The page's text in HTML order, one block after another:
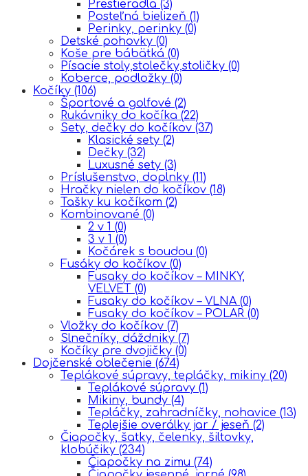
Prestieradla (3)
Posteľná bielizeň (1)
Perinky, perinky (0)
Detské pohovky (0)
Koše pre bábätká (0)
Písacie stoly,stolečky,stoličky (0)
Koberce, podložky (0)
Kočíky (106)
Športové a golfové (2)
Rukávniky do kočíka (22)
Sety, dečky do kočíkov (37)
Klasické sety (2)
Dečky (32)
Luxusné sety (3)
Príslušenstvo, doplnky (11)
Hračky nielen do kočíkov (18)
Tašky ku kočíkom (2)
Kombinované (0)
2 v 1 (0)
3 v 1 (0)
Kočárek s boudou (0)
Fusáky do kočíkov (0)
Fusaky do kočíkov – MINKY,
VELVET (0)
Fusaky do kočíkov – VLNA (0)
Fusaky do kočíkov – POLAR (0)
Vložky do kočíkov (7)
Slnečníky, dáždniky (7)
Kočíky pre dvojičky (0)
Dojčenské oblečenie (674)
Teplákové súpravy, tepláčky, mikiny (20)
Teplákové súpravy (1)
Mikiny, bundy (4)
Tepláčky, zahradníčky, nohavice (13)
Teplejšie overálky jar / jeseň (2)
Čiapočky, šatky, čelenky, šiltovky,
klobúčiky (234)
Čiapočky na zimu (74)